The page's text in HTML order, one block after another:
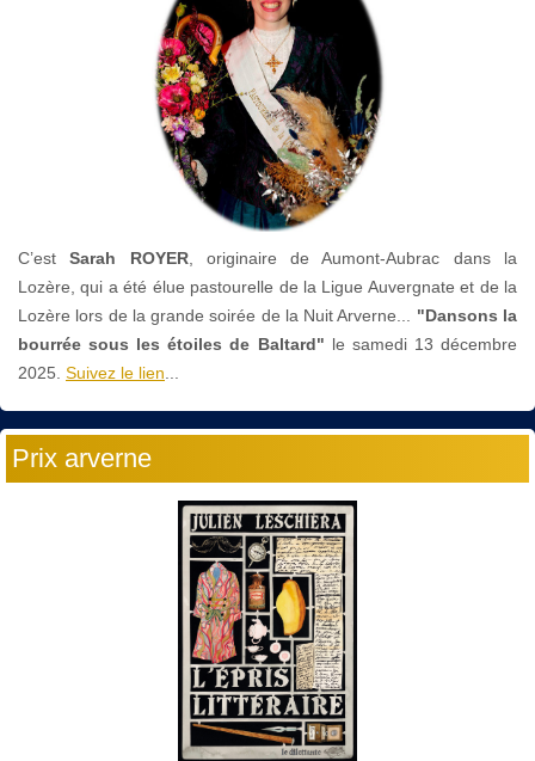
C’estSarah ROYER, originaire de Aumont-Aubrac dans la
Lozère, qui a été élue pastourelle de la Ligue Auvergnate et de la
Lozère lors de la grande soirée de la Nuit Arverne... "Dansons la
bourrée sous les étoiles de Baltard" le samedi 13 décembre
2025. Suivez le lien...
Prix arverne